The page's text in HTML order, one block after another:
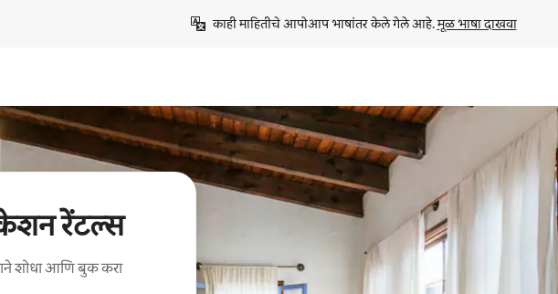
काही माहितीचे आपोआप भाषांतर केले गेले आहे. मूळ भाषा दाखवा
रेंटल्स
शोधा आणि बुक करा